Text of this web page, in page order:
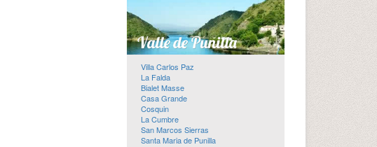
Villa Carlos Paz
La Falda
Bialet Masse
Casa Grande
Cosquin
La Cumbre
San Marcos Sierras
Santa Maria de Punilla